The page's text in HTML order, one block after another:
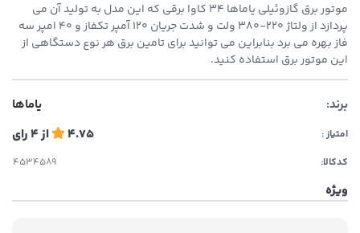
موتور برق گازوئیلی یاماها 34 کاوا برقی که این مدل به تولید آن می
پردازد از ولتاژ 220-380 ولت و شدت جریان 120 آمپر تکفاز و 40 امپر سه
فاز بهره می برد بنابراین می توانید برای تامین برق هر نوع دستگاهی از
این موتور برق استفاده کنید.
برند: یاماها
امتیاز : 4.75 از4رای
کدکالا:
ویژه